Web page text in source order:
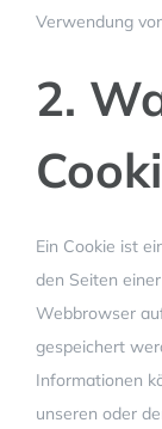
Verwendung
2.
Ein Cookie ist
den Seiten
Webbrowser
gespeichert
Informationen
unseren oder